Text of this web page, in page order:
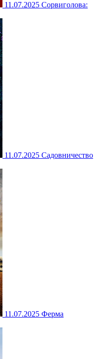
11.07.2025 Сорвиголова:
11.07.2025 Садовничество
11.07.2025 Ферма